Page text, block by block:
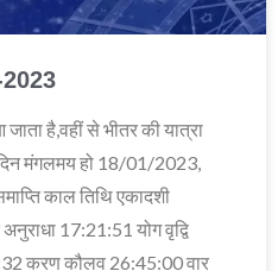
है,वहीं से भीतर की यात्रा
मंगलमय हो 18/01/2023,
काल तिथि एकादशी
17:21:51 योग वृद्वि
करण कौलव 26:45:00 वार